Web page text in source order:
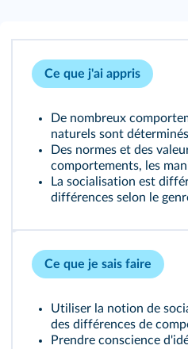
Ce que j'ai appris
De nombreux
naturels sont
Des normes et des
comportements, les
La socialisation est
différences selon le
Ce que je sais faire
Utiliser la notion de
des différences de
Prendre conscience